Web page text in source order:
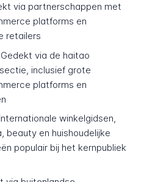
via partnerschappen met
platforms en
retailers
Gedekt via de haitao
inclusief grote
platforms en
winkelgidsen,
beauty en huishoudelijke
populair bij het kernpubliek